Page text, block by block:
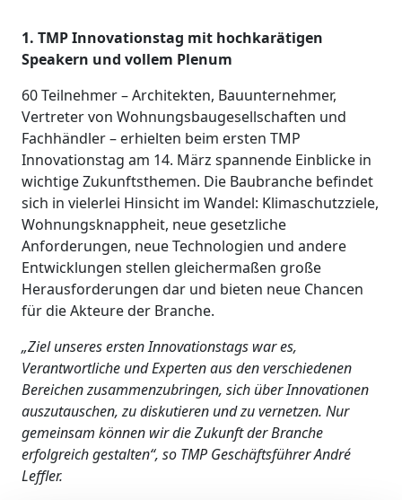
1. TMP Innovationstag mit hochkarätigen
Speakern und vollem Plenum
60 Teilnehmer – Architekten, Bauunternehmer,
Vertreter von Wohnungsbaugesellschaften und
Fachhändler – erhielten beim ersten TMP
Innovationstag am 14. März spannende Einblicke in
wichtige Zukunftsthemen. Die Baubranche befindet
sich in vielerlei Hinsicht im Wandel: Klimaschutzziele,
Wohnungsknappheit, neue gesetzliche
Anforderungen, neue Technologien und andere
Entwicklungen stellen gleichermaßen große
Herausforderungen dar und bieten neue Chancen
für die Akteure der Branche.
„Ziel unseres ersten Innovationstags war es,
Verantwortliche und Experten aus den verschiedenen
Bereichen zusammenzubringen, sich über Innovationen
auszutauschen, zu diskutieren und zu vernetzen. Nur
gemeinsam können wir die Zukunft der Branche
erfolgreich gestalten“, so TMP Geschäftsführer André
Leffler.